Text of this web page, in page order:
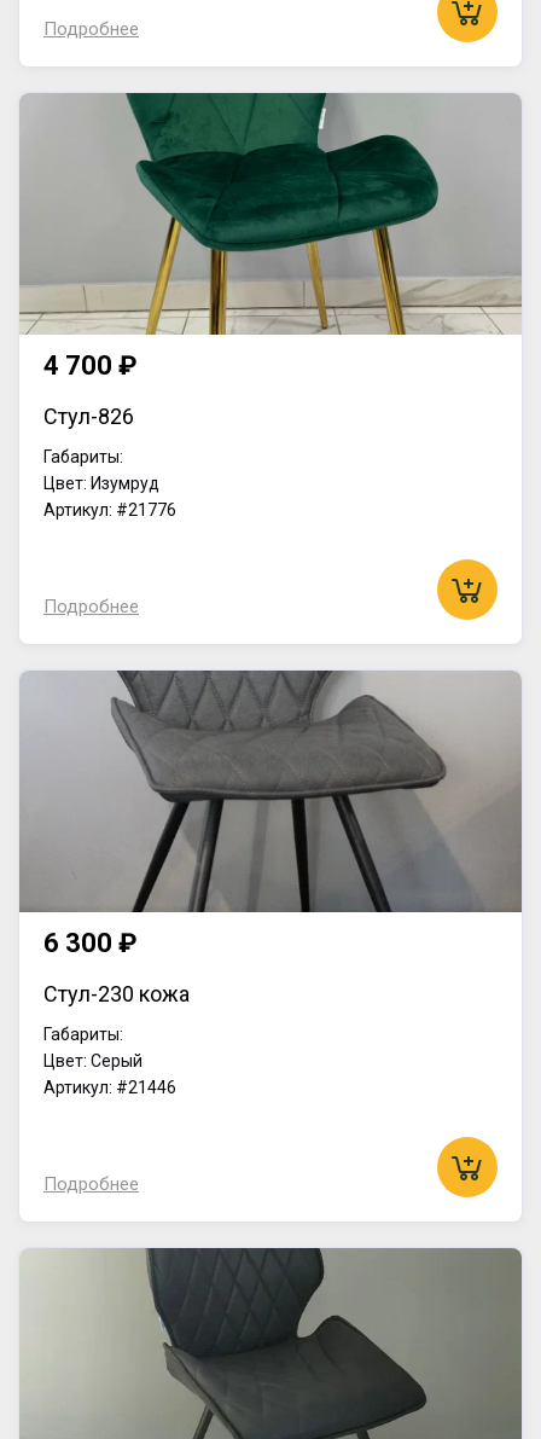
Подробнее
4 700 ₽
Стул-826
Габариты:
Цвет: Изумруд
Артикул: #21776
Подробнее
6 300 ₽
Стул-230 кожа
Габариты:
Цвет: Серый
Артикул: #21446
Подробнее